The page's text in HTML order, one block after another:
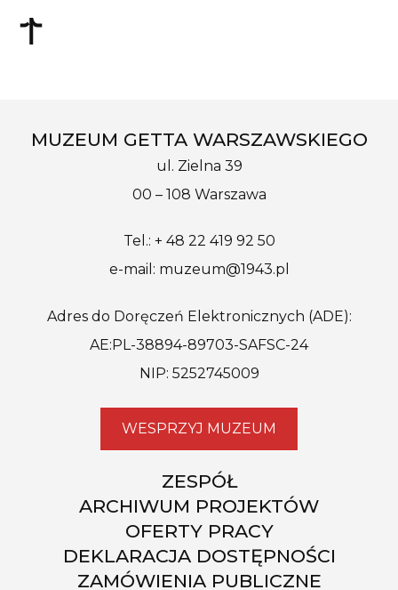
MUZEUM GETTA WARSZAWSKIEGO
ul. Zielna 39
00 – 108 Warszawa
Tel.: + 48 22 419 92 50
e-mail: muzeum@1943.pl
Adres do Doręczeń Elektronicznych (ADE):
AE:PL-38894-89703-SAFSC-24
NIP: 5252745009
WESPRZYJ MUZEUM
ZESPÓŁ
ARCHIWUM PROJEKTÓW
OFERTY PRACY
DEKLARACJA DOSTĘPNOŚCI
ZAMÓWIENIA PUBLICZNE